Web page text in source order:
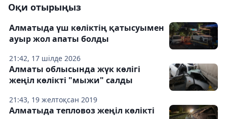
Оқи отырыңыз
21:42, 17 шілде 2026
Алматыда үш көліктің қатысуымен
ауыр жол апаты болды
21:43, 19 желтоқсан 2019
Алматы облысында жүк көлігі
жеңіл көлікті "мыжи" салды
Алматыда тепловоз жеңіл көлікті